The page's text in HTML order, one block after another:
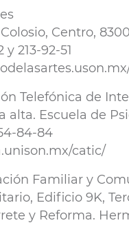
Centro,
y 213-92-51
Telefónica de
alta. Escuela de
84-84
catic/
Familiar y
Edificio 9K,
y Reforma.